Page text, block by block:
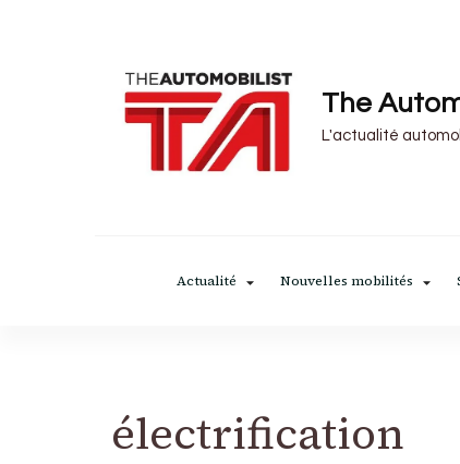
The
L'actualité
Actualité Nouvelles mobilités
électrification